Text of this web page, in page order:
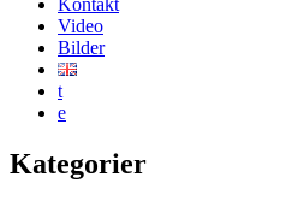
Kontakt
Video
Bilder
t
e
Kategorier